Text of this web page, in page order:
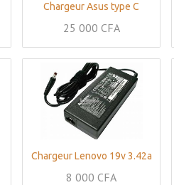
Chargeur Asus type C
25 000 CFA
Chargeur Lenovo 19v 3.42a
8 000 CFA